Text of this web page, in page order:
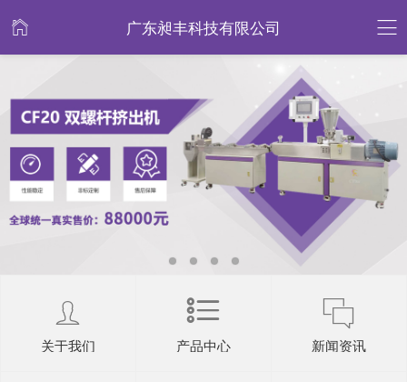
广东昶丰科技有限公司
关于我们 产品中心 新闻资讯